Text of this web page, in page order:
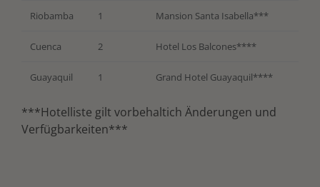
Riobamba 1 Mansion Santa Isabella***
Cuenca 2 Hotel Los Balcones****
Guayaquil 1 Grand Hotel Guayaquil****
***Hotelliste gilt vorbehaltich Änderungen und
Verfügbarkeiten***